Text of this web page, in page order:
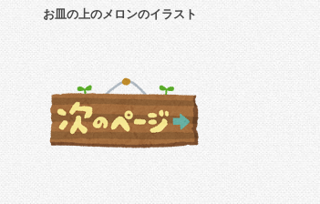
お皿の上のメロンのイラスト